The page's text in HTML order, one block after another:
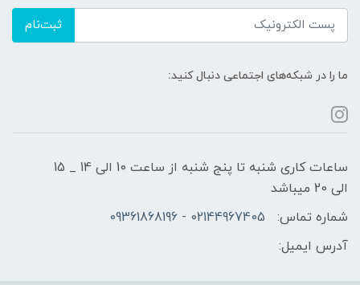
ثبت‌نام
ما را در شبکه‌های اجتماعی دنبال کنید:
ساعات کاری شنبه تا پنج شنبه از ساعت 10 الی 14 _ 15
الی 20 میباشد
شماره تماس:
02144967405 - 09361868196
آدرس ایمیل: